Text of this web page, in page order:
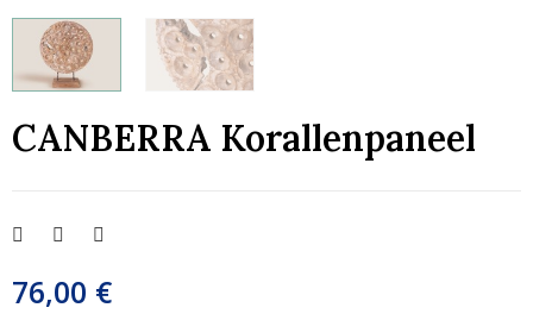
CANBERRA Korallenpaneel
76,00 €